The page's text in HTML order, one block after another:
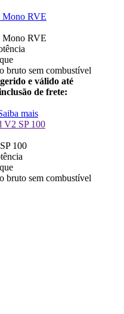
Mono RVE
Mono RVE
bruto sem combustível
e válido até
de frete:
mais
V2 SP 100
100
bruto sem combustível